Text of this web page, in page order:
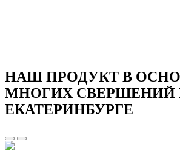
НАШ ПРОДУКТ В
МНОГИХ СВЕРШЕНИЙ
ЕКАТЕРИНБУРГЕ